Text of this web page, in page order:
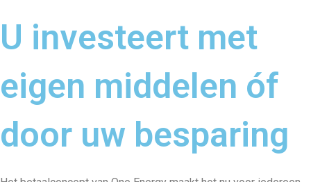
U investeert met
eigen middelen óf
door uw besparing